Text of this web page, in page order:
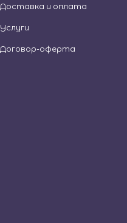
Доставка и оплата
Услуги
Договор-оферта